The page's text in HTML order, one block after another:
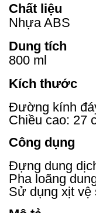
Chất liệu
Nhựa ABS
Dung tích
800 ml
Kích thước
Đường kính
Chiều cao: 27
Công dụng
Đựng dung
Pha loãng
Sử dụng xịt vệ